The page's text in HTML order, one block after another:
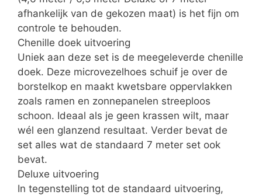
afhankelijk van de gekozen maat) is het fijn om
controle te behouden.
Chenille doek uitvoering
Uniek aan deze set is de meegeleverde chenille
doek. Deze microvezelhoes schuif je over de
borstelkop en maakt kwetsbare oppervlakken
zoals ramen en zonnepanelen streeploos
schoon. Ideaal als je geen krassen wilt, maar
wél een glanzend resultaat. Verder bevat de
set alles wat de standaard 7 meter set ook
bevat.
Deluxe uitvoering
In tegenstelling tot de standaard uitvoering,